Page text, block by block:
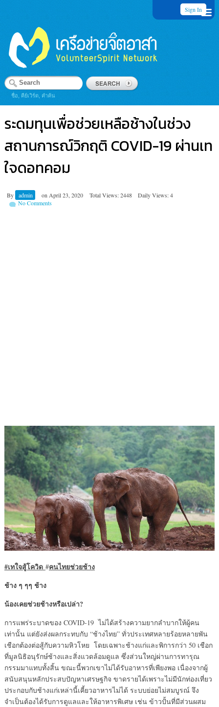
Sign In
ชื่อ, คีย์เวิร์ด, คำค้น
ระดมทุนเพื่อช่วยเหลือช้างในช่วง
สถานการณ์วิกฤติ COVID-19 ผ่านเท
ใจดอทคอม
By admin on April 23, 2020 Total Views: 2448
Daily Views: 4
No Comments
#เทใจสู้โควิด #คนไทยช่วยช้าง
ช้าง ๆ ๆๆ ช้าง
น้องเคยช่วยช้างหรือเปล่า?
การแพร่ระบาดของ COVID-19 ไม่ได้สร้างความยากลำบากให้ผู้คน
เท่านั้น แต่ยังส่งผลกระทบกับ “ช้างไทย” ทั่วประเทศหลายร้อยหลายพัน
เชือกต้องต่อสู้กับความหิวโหย โดยเฉพาะช้างแก่และพิการกว่า 50 เชือก
ที่มูลนิธิอนุรักษ์ช้างและสิ่งแวดล้อมดูแล ซึ่งส่วนใหญ่ผ่านการทารุณ
กรรมมาแทบทั้งสิ้น ขณะนี้พวกเขาไม่ได้รับอาหารที่เพียงพอ เนื่องจากผู้
สนับสนุนหลักประสบปัญหาเศรษฐกิจ ขาดรายได้เพราะไม่มีนักท่องเที่ยว
ประกอบกับช้างแก่เหล่านี้เคี้ยวอาหารไม่ได้ ระบบย่อยไม่สมบูรณ์ จึง
จำเป็นต้องได้รับการดูแลและให้อาหารพิเศษ เช่น ข้าวปั้นที่มีส่วนผสม